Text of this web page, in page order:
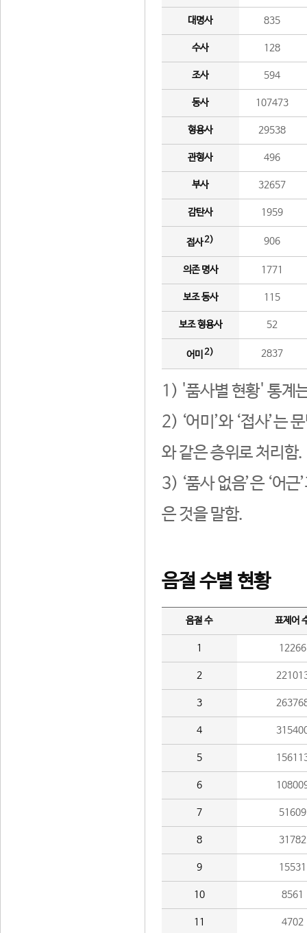
대명사 835
수사 128
조사 594
동사 107473
형용사 29538
관형사 496
부사 32657
감탄사 1959
접사2) 906
의존 명사 1771
보조 동사 115
보조 형용사 52
어미 2) 2837
1) '품사별 현황' 통계
2) ‘어미’와 ‘접사’는
와 같은 층위로 처리함.
3) ‘품사 없음’은 ‘어
은 것을 말함.
음절 수별 현황
음절 수 표제어
1 12266
2
3
4
5
6
7 51609
8 31782
9 15531
10 8561
11 4702